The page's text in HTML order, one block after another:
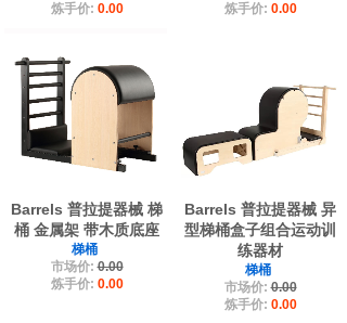
炼手价: 0.00
炼手价: 0.00
Barrels 普拉提器械 梯
桶 金属架 带木质底座
梯桶
市场价:0.00
炼手价: 0.00
Barrels 普拉提器械 异
型梯桶盒子组合运动训
练器材
梯桶
市场价:0.00
炼手价: 0.00